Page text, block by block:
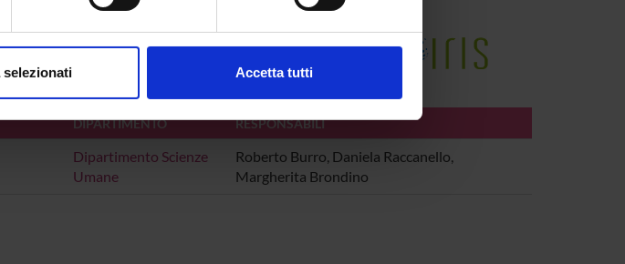
Dichiarazione sui cookie.
combinarle con altre informazioni che hai fornito loro o
selezionati Accetta tutti
nelrepository istituzionale della Ricerca di Ateneo
DIPARTIMENTO RESPONSABILI
Dipartimento Scienze
Umane
Roberto Burro, Daniela Raccanello,
Margherita Brondino